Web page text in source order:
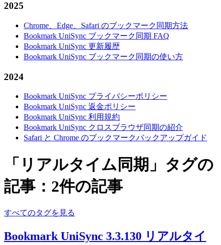
2025
Chrome、Edge、Safari のブックマーク同期方法
Bookmark UniSync ブックマーク同期 FAQ
Bookmark UniSync 更新履歴
Bookmark UniSync ブックマーク同期の使い方
2024
Bookmark UniSync プライバシーポリシー
Bookmark UniSync 返金ポリシー
Bookmark UniSync 利用規約
Bookmark UniSync クロスブラウザ同期の紹介
Safari と Chrome のブックマークバックアップガイド
「リアルタイム同期」タグの
記事：2件の記事
すべてのタグを見る
Bookmark UniSync 3.3.130 リアルタイ